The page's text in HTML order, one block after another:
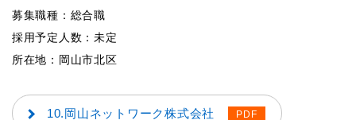
募集職種：総合職
採用予定人数：未定
所在地：岡山市北区
10.岡山ネットワーク株式会社